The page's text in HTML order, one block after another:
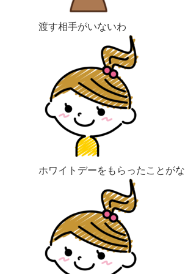
渡す相手がいないわ
ホワイトデーをもらったことが